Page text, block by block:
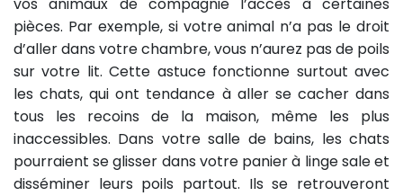
vos animaux de compagnie l’accès à certaines
pièces. Par exemple, si votre animal n’a pas le droit
d’aller dans votre chambre, vous n’aurez pas de poils
sur votre lit. Cette astuce fonctionne surtout avec
les chats, qui ont tendance à aller se cacher dans
tous les recoins de la maison, même les plus
inaccessibles. Dans votre salle de bains, les chats
pourraient se glisser dans votre panier à linge sale et
disséminer leurs poils partout. Ils se retrouveront